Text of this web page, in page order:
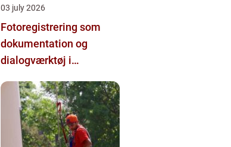
03 july 2026
Fotoregistrering som
dokumentation og
dialogværktøj i